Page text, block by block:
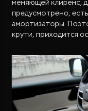
меняющей клиренс,
предусмотрено,
амортизаторы.
крути, приходится